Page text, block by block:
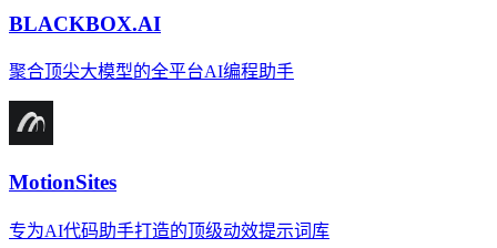
BLACKBOX.AI
聚合顶尖大模型的全平台AI编程助手
MotionSites
专为AI代码助手打造的顶级动效提示词库